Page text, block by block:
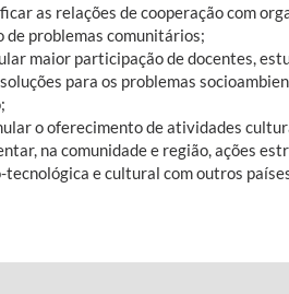
as relações de cooperação com
de problemas comunitários;
maior participação de docentes,
para os problemas
o oferecimento de atividades
na comunidade e região, ações
e cultural com outros